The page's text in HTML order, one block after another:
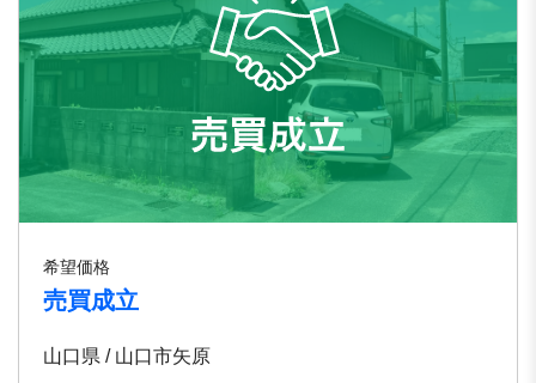
希望価格
売買成立
山口県 / 山口市矢原